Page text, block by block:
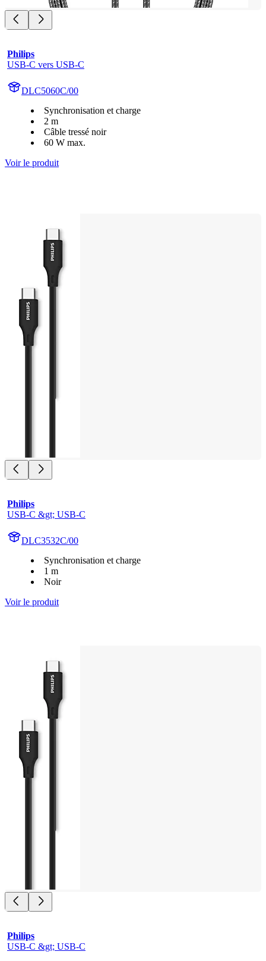
Philips
USB-C vers USB-C
DLC5060C/00
Synchronisation et charge
2 m
Câble tressé noir
60 W max.
Voir le produit
Philips
USB-C &gt; USB-C
DLC3532C/00
Synchronisation et charge
1 m
Noir
Voir le produit
Philips
USB-C &gt; USB-C